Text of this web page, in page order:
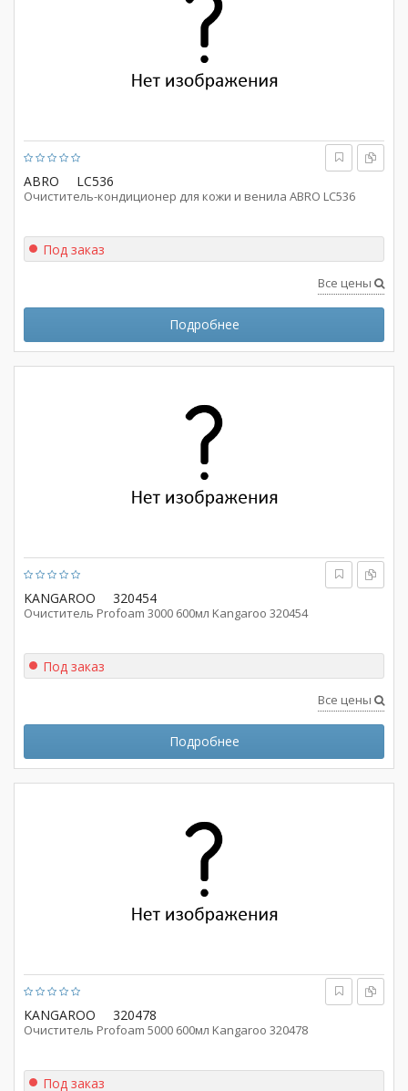
ABRO LC536
Очиститель-кондиционер для кожи и венила ABRO LC536
Под заказ
Все цены
Подробнее
KANGAROO 320454
Очиститель Profoam 3000 600мл Kangaroo 320454
Под заказ
Все цены
Подробнее
KANGAROO 320478
Очиститель Profoam 5000 600мл Kangaroo 320478
Под заказ